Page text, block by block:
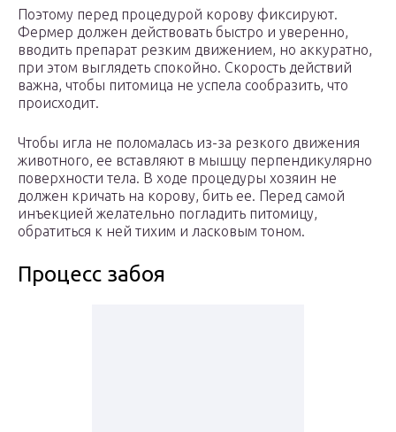
Поэтому перед процедурой корову фиксируют.
Фермер должен действовать быстро и уверенно,
вводить препарат резким движением, но аккуратно,
при этом выглядеть спокойно. Скорость действий
важна, чтобы питомица не успела сообразить, что
происходит.
Чтобы игла не поломалась из-за резкого движения
животного, ее вставляют в мышцу перпендикулярно
поверхности тела. В ходе процедуры хозяин не
должен кричать на корову, бить ее. Перед самой
инъекцией желательно погладить питомицу,
обратиться к ней тихим и ласковым тоном.
Процесс забоя